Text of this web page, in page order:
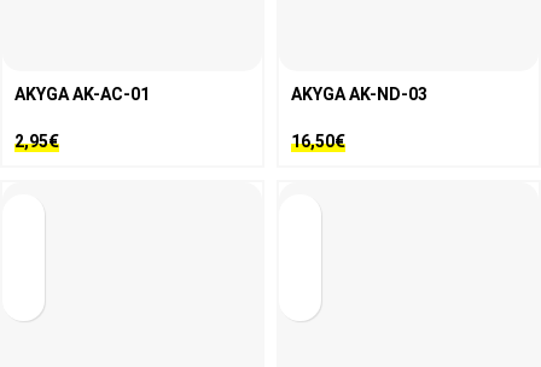
AKYGA AK-AC-01
2,95€
AKYGA AK-ND-03
16,50€